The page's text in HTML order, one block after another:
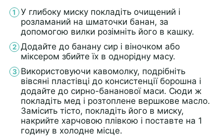
У глибоку миску покладіть очищений і
розламаний на шматочки банан, за
допомогою вилки розімніть його в кашку.
Додайте до банану сир і віночком або
міксером збийте їх в однорідну масу.
Використовуючи кавомолку, подрібніть
вівсяні пластівці до консистенції борошна і
додайте до сирно-бананової маси. Сюди ж
покладіть мед і розтоплене вершкове масло.
Замісить тісто, покладіть його в миску,
накрийте харчовою плівкою і поставте на 1
годину в холодне місце.